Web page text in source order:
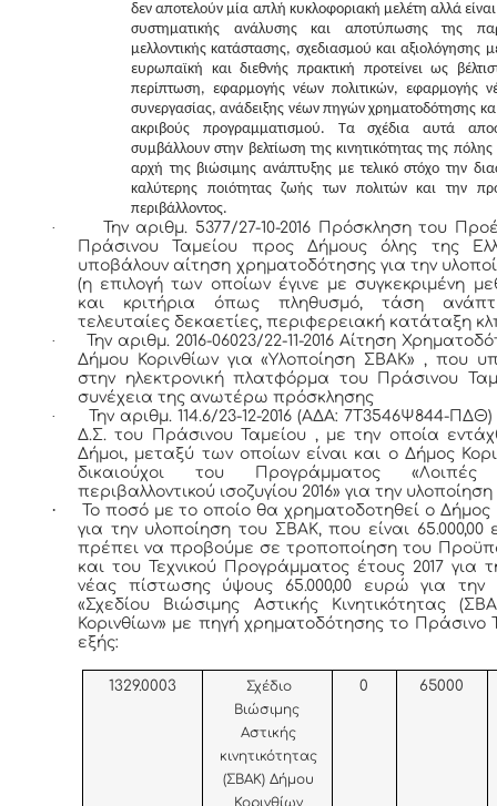
δεν αποτελούν μία απλή κυκλοφοριακή μελέτη αλλά
συστηματικής ανάλυσης και αποτύπωσης της
μελλοντικής κατάστασης, σχεδιασμού και αξιολόγησης
ευρωπαϊκή και διεθνής πρακτική προτείνει ως
περίπτωση, εφαρμογής νέων πολιτικών, εφαρμογής
συνεργασίας, ανάδειξης νέων πηγών χρηματοδότησης
ακριβούς προγραμματισμού. Τα σχέδια αυτά
συμβάλλουν στην βελτίωση της κινητικότητας της
αρχή της βιώσιμης ανάπτυξης με τελικό στόχο την
καλύτερης ποιότητας ζωής των πολιτών και την
περιβάλλοντος.
·
Την αριθμ. 5377/27-10-2016 Πρόσκληση του
Πράσινου Ταμείου προς Δήμους όλης της
υποβάλουν αίτηση χρηματοδότησης για την
(η επιλογή των οποίων έγινε με συγκεκριμένη
και κριτήρια όπως πληθυσμό, τάση
τελευταίες δεκαετίες, περιφερειακή κατάταξη
·
Την αριθμ. 2016-06023/22-11-2016 Αίτηση
Δήμου Κορινθίων για «Υλοποίηση ΣΒΑΚ» , που
στην ηλεκτρονική πλατφόρμα του Πράσινου
συνέχεια της ανωτέρω πρόσκλησης
·
Την αριθμ. 114.6/23-12-2016 (ΑΔΑ: 7Τ3546Ψ844-
Δ.Σ. του Πράσινου Ταμείου , με την οποία
Δήμοι, μεταξύ των οποίων είναι και ο Δήμος
δικαιούχοι του Προγράμματος «Λοιπές
περιβαλλοντικού ισοζυγίου 2016» για την
·
Το ποσό με το οποίο θα χρηματοδοτηθεί ο Δήμος
για την υλοποίηση του ΣΒΑΚ, που είναι
πρέπει να προβούμε σε τροποποίηση του
και του Τεχνικού Προγράμματος έτους 2017 για
νέας πίστωσης ύψους 65.000,00 ευρώ για την
«Σχεδίου Βιώσιμης Αστικής Κινητικότητας
Κορινθίων» με πηγή χρηματοδότησης το Πράσινο
εξής:
1329.0003
Σχέδιο
Βιώσιμης
Αστικής
κινητικότητας
(ΣΒΑΚ) Δήμου
0 65000